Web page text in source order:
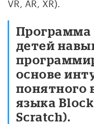
Программа
детей
основе
понятного
языка
Scratch).